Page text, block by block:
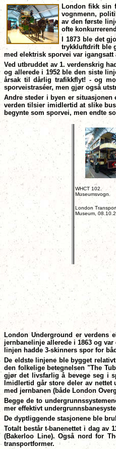
London fikk sin
vognmenn,
av den første
ofte
I 1873 ble det
trykkluftdrift ble
med elektrisk sporvei var
Ved utbruddet av 1. verdenskrig
og allerede i 1952 ble den siste
årsak til dårlig trafikkflyt! - og
sporveistraséer, men gjør også
Andre steder i byen er
verden tilsier imidlertid at slike
begynte som sporvei, men endte
WHCT 102.
Museumsvogn.
London
Museum,
London Underground er verdens
jernbanelinje allerede i 1863 og
linjen hadde 3-skinners spor for
De eldste linjene ble bygget
den folkelige betegnelsen "The
gjør det livsfarlig å bevege seg i
Imidlertid går store deler av
med jernbanen (både London
Begge de to
mer effektivt
De dyptliggende stasjonene ble
Totalt består t-banenettet i dag av
(Bakerloo Line). Også nord for
transportformer.